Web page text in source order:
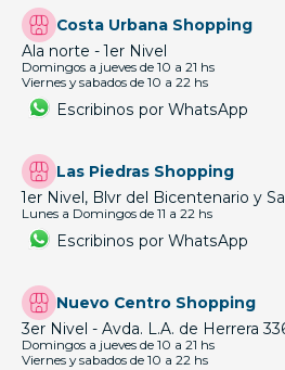
Costa Urbana Shopping
Ala norte - 1er Nivel
Domingos a jueves de 10 a 21 hs
Viernes y sabados de 10 a 22 hs
Escribinos por WhatsApp
Las Piedras Shopping
1er Nivel, Blvr del Bicentenario y
Lunes a Domingos de 11 a 22 hs
Escribinos por WhatsApp
Nuevo Centro Shopping
3er Nivel - Avda. L.A. de Herrera
Domingos a jueves de 10 a 21 hs
Viernes y sabados de 10 a 22 hs